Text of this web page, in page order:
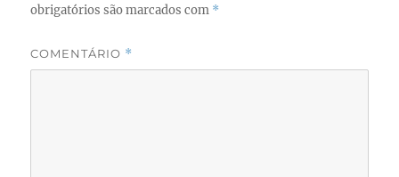
obrigatórios são marcados com *
COMENTÁRIO *